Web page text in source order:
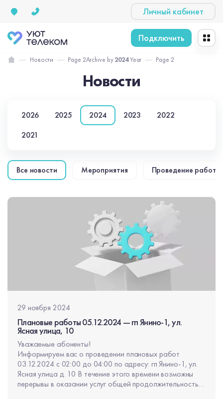
Личный кабинет
Подключить
Новости Page 2Archive by2024Year Page 2
Новости
2026 2025 2024 2023
2022
2021
Все новости Мероприятия Проведение работ
29 ноября 2024
Плановые работы 05.12.2024 — гп Янино-1, ул.
Ясная улица, 10
Уважаемые абоненты!
Информируем вас о проведении плановых работ
03.12.2024 с 02:00 до 04:00 по адресу: гп Янино-1, ул.
Ясная улица д. 10 В течение этого времени возможны
перерывы в оказании услуг общей продолжительностью